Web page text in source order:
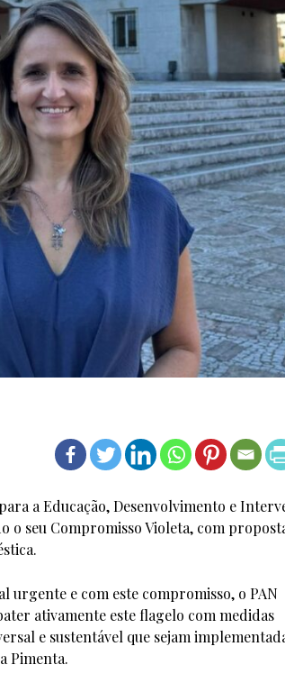
a Educação, Desenvolvimento e
o seu Compromisso Violeta, com
urgente e com este compromisso, o PAN
ativamente este flagelo com medidas
e sustentável que sejam
Pimenta.